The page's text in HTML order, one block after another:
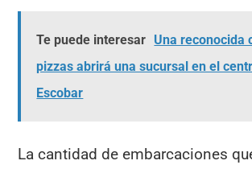
Te puede interesar Una reconocida
pizzas abrirá una sucursal en el
Escobar
La cantidad de embarcaciones